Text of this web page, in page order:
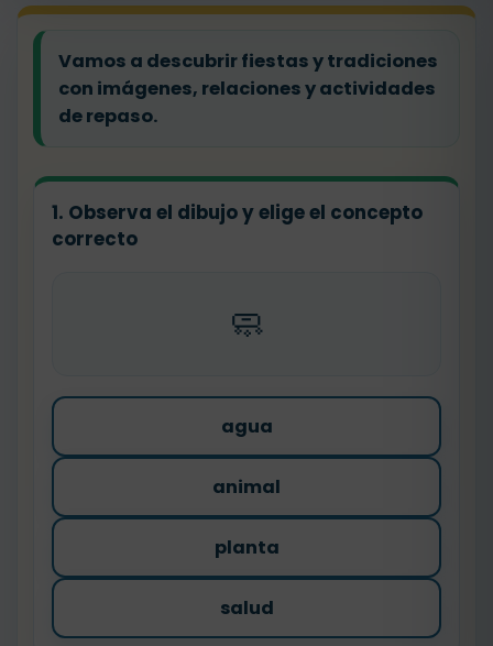
Vamos a descubrir fiestas y tradiciones
con imágenes, relaciones y actividades
de repaso.
1. Observa el dibujo y elige el concepto
correcto
🧼
agua
animal
planta
salud